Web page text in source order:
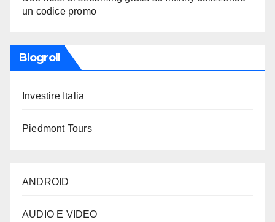
un codice promo
Blogroll
Investire Italia
Piedmont Tours
ANDROID
AUDIO E VIDEO